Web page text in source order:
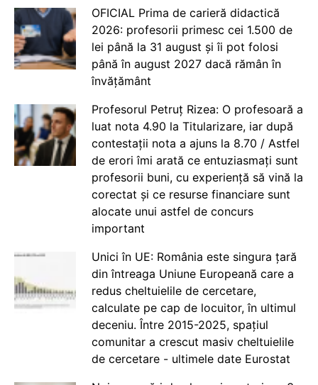
OFICIAL Prima de carieră didactică
2026: profesorii primesc cei 1.500 de
lei până la 31 august și îi pot folosi
până în august 2027 dacă rămân în
învățământ
Profesorul Petruț Rizea: O profesoară a
luat nota 4.90 la Titularizare, iar după
contestații nota a ajuns la 8.70 / Astfel
de erori îmi arată ce entuziasmați sunt
profesorii buni, cu experiență să vină la
corectat și ce resurse financiare sunt
alocate unui astfel de concurs
important
Unici în UE: România este singura țară
din întreaga Uniune Europeană care a
redus cheltuielile de cercetare,
calculate pe cap de locuitor, în ultimul
deceniu. Între 2015-2025, spațiul
comunitar a crescut masiv cheltuielile
de cercetare - ultimele date Eurostat